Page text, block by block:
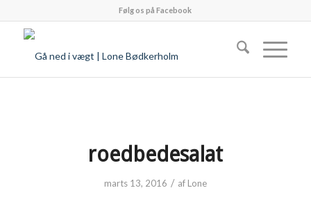
Følg os på Facebook
roedbedesalat
marts 13, 2016 / af Lone